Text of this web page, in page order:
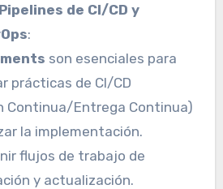
de CI/CD y
:
son esenciales para
prácticas de CI/CD
Continua/Entrega Continua)
la implementación.
flujos de trabajo de
y actualización.